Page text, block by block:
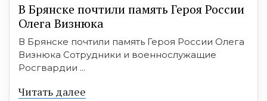
В Брянске почтили память Героя России
Олега Визнюка
В Брянске почтили память Героя России Олега
Визнюка Сотрудники и военнослужащие
Росгвардии ...
Читать далее